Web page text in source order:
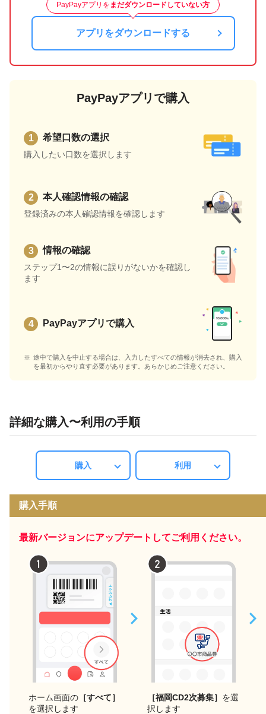
PayPayアプリを まだダウンロードしていない方
アプリをダウンロードする
PayPayアプリで購入
希望口数の選択
購入したい口数を選択します
本人確認情報の確認
登録済みの本人確認情報を確認します
情報の確認
ステップ1〜2の情報に誤りがないかを確認し
ます
PayPayアプリで購入
途中で購入を中止する場合は、入力したすべての情報が消去され、購入
を最初からやり直す必要があります。あらかじめご注意ください。
詳細な購入〜利用の手順
購入 利用
購入手順
最新バージョンにアップデートしてご利用ください。
ホーム画面の ［すべて］
を選択します
［福岡CD2次募集］ を選
択します